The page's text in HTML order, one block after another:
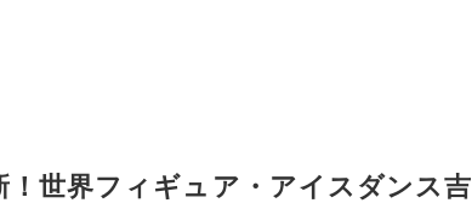
世界フィギュア・アイスダンス吉